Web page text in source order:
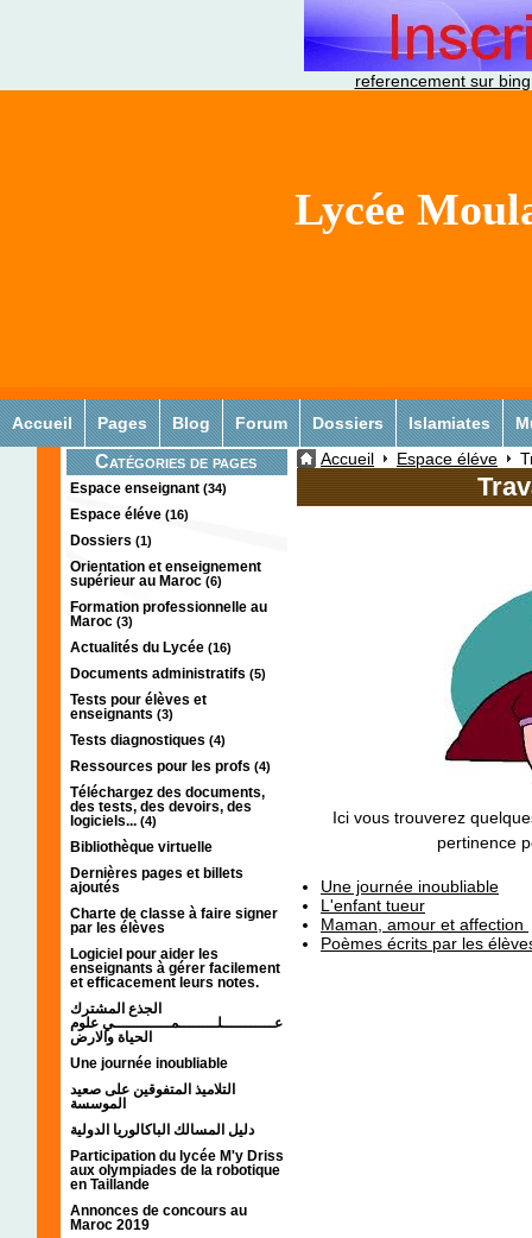
referencement sur bing
Lycée
Accueil Pages Blog Forum Dossiers Islamiates
Catégories de pages
Espace enseignant (34)
Espace éléve (16)
Dossiers (1)
Orientation et enseignement
supérieur au Maroc (6)
Formation professionnelle au
Maroc (3)
Actualités du Lycée (16)
Documents administratifs (5)
Tests pour élèves et
enseignants (3)
Tests diagnostiques (4)
Ressources pour les profs (4)
Téléchargez des documents,
des tests, des devoirs, des
logiciels... (4)
Bibliothèque virtuelle
Dernières pages et billets
ajoutés
Charte de classe à faire signer
par les élèves
Logiciel pour aider les
enseignants à gérer facilement
et efficacement leurs notes.
الجذع المشترك
عـــــــــــلــــــــمــــــــــــي علوم
الحياة والارض
Une journée inoubliable
التلاميذ المتفوقين على صعيد
الموسسة
دليل المسالك الباكالوريا الدولية
Participation du lycée M'y Driss
aux olympiades de la robotique
en Taillande
Annonces de concours au
Maroc 2019
Accueil Espace éléve
Ici vous trouverez
pertinence
Une journée inoubliable
L'enfant tueur
Maman, amour et affection
Poèmes écrits par les